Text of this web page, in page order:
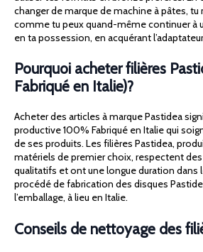
changer de marque de machine à pâtes, tu
comme tu peux quand-même continuer à
en ta possession, en acquérant
Pourquoi acheter filières
Fabriqué en Italie)?
Acheter des articles à marque Pastidea
productive 100% Fabriqué en Italie qui
de ses produits. Les filières Pastidea,
matériels de premier choix, respectent
qualitatifs et ont une longue duration dans
procédé de fabrication des disques
l’emballage, à lieu en Italie.
Conseils de nettoyage des